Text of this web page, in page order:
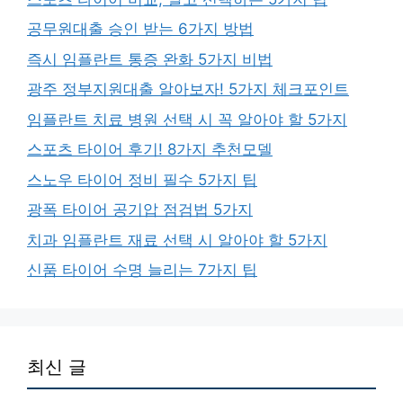
공무원대출 승인 받는 6가지 방법
즉시 임플란트 통증 완화 5가지 비법
광주 정부지원대출 알아보자! 5가지 체크포인트
임플란트 치료 병원 선택 시 꼭 알아야 할 5가지
스포츠 타이어 후기! 8가지 추천모델
스노우 타이어 정비 필수 5가지 팁
광폭 타이어 공기압 점검법 5가지
치과 임플란트 재료 선택 시 알아야 할 5가지
신품 타이어 수명 늘리는 7가지 팁
최신 글